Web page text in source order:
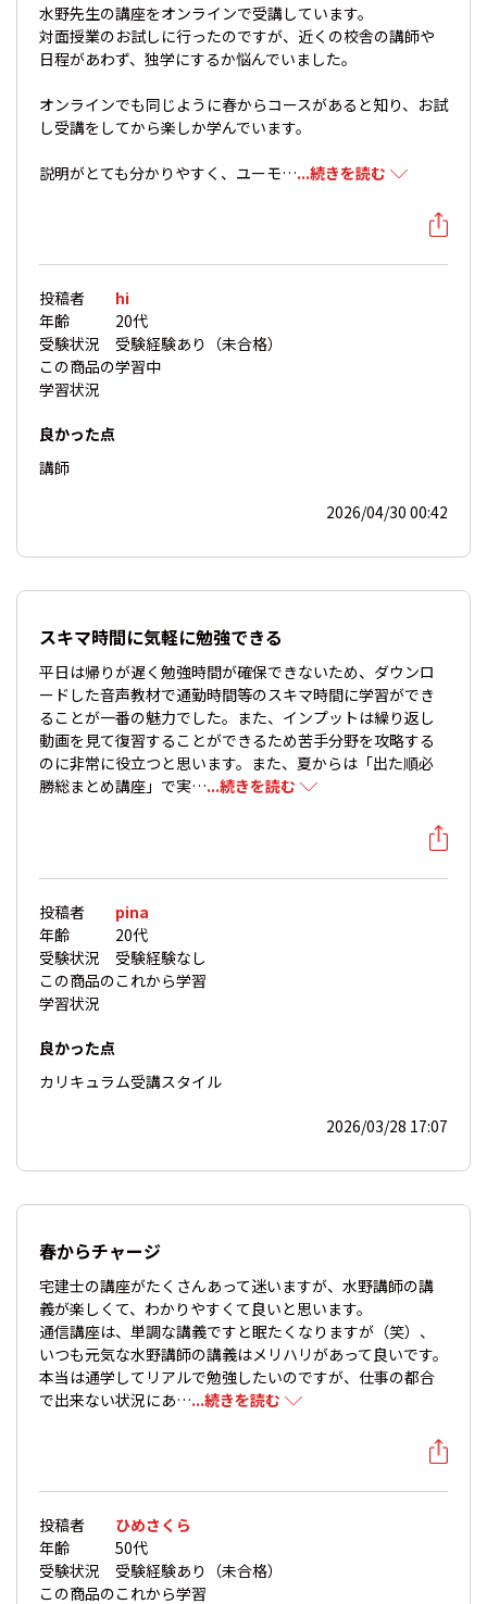
水野先生の講座をオンラインで受講しています。
対面授業のお試しに行ったのですが、近くの校舎の講師や
日程があわず、独学にするか悩んでいました。
オンラインでも同じように春からコースがあると知り、お試
し受講をしてから楽しか学んでいます。
説明がとても分かりやすく、ユーモ…...続きを読む
投稿者
hi
年齢
20代
受験状況
受験経験あり（未合格）
この商品の
学習状況
学習中
良かった点
講師
2026/04/30 00:42
スキマ時間に気軽に勉強できる
平日は帰りが遅く勉強時間が確保できないため、ダウンロ
ードした音声教材で通勤時間等のスキマ時間に学習ができ
ることが一番の魅力でした。また、インプットは繰り返し
動画を見て復習することができるため苦手分野を攻略する
のに非常に役立つと思います。また、夏からは「出た順必
勝総まとめ講座」で実…...続きを読む
投稿者
pina
年齢
20代
受験状況
受験経験なし
この商品の
学習状況
これから学習
良かった点
カリキュラム受講スタイル
2026/03/28 17:07
春からチャージ
宅建士の講座がたくさんあって迷いますが、水野講師の講
義が楽しくて、わかりやすくて良いと思います。
通信講座は、単調な講義ですと眠たくなりますが（笑）、
いつも元気な水野講師の講義はメリハリがあって良いです。
本当は通学してリアルで勉強したいのですが、仕事の都合
で出来ない状況にあ…...続きを読む
投稿者
ひめさくら
年齢
50代
受験状況
受験経験あり（未合格）
この商品のこれから学習